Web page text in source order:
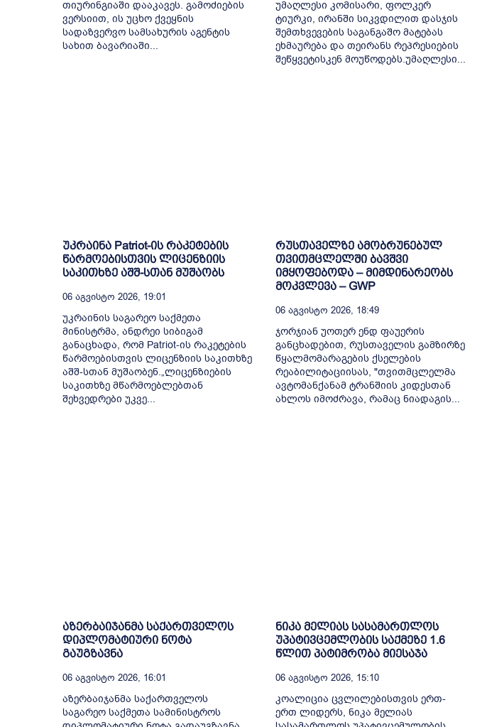
თიურინგიაში დააკავეს. გამოძიების
ვერსიით, ის უცხო ქვეყნის
სადაზვერვო სამსახურის აგენტის
სახით ბავარიაში...
უმაღლესი კომისარი, ფოლკერ
ტიურკი, ირანში სიკვდილით დასჯის
შემთხვევების საგანგაშო მატებას
ეხმაურება და თეირანს რეპრესიების
შეწყვეტისკენ მოუწოდებს.უმაღლესი...
უკრაინა Patriot-ის რაკეტების
წარმოებისთვის ლიცენზიის
საკითხზე აშშ-სთან მუშაობს
06 Აგვისტო 2026, 19:01
უკრაინის საგარეო საქმეთა
მინისტრმა, ანდრეი სიბიგამ
განაცხადა, რომ Patriot-ის რაკეტების
წარმოებისთვის ლიცენზიის საკითხზე
აშშ-სთან მუშაობენ.„ლიცენზიების
საკითხზე მწარმოებლებთან
შეხვედრები უკვე...
რუსთაველზე ამობრუნებულ
თვითმცლელში ბავშვი
იმყოფებოდა – მიმდინარეობს
მოკვლევა – GWP
06 Აგვისტო 2026, 18:49
ჯორჯიან უოთერ ენდ ფაუერის
განცხადებით, რუსთაველის გამზირზე
წყალმომარაგების ქსელების
რეაბილიტაციისას, "თვითმცლელმა
ავტომანქანამ ტრანშიის კიდესთან
ახლოს იმოძრავა, რამაც ნიადაგის...
აზერბაიჯანმა საქართველოს
დიპლომატიური ნოტა
გაუგზავნა
06 Აგვისტო 2026, 16:01
აზერბაიჯანმა საქართველოს
საგარეო საქმეთა სამინისტროს
ნიკა მელიას სასამართლოს
უპატივცემლობის საქმეზე 1.6
წლით პატიმრობა მიესაჯა
06 Აგვისტო 2026, 15:10
კოალიცია ცვლილებისთვის ერთ-
ერთ ლიდერს, ნიკა მელიას